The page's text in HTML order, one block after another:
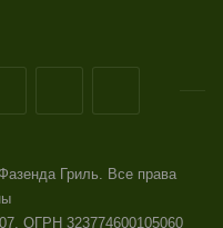
Гриль. Все права
ОГРН 323774600105060